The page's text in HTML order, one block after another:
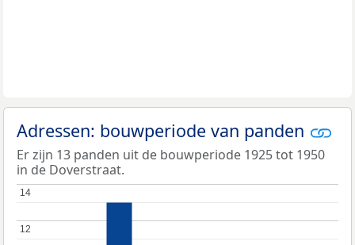
Adressen: bouwperiode van panden
Er zijn 13 panden uit de bouwperiode 1925 tot 1950
in de Doverstraat.
12
12
14
14